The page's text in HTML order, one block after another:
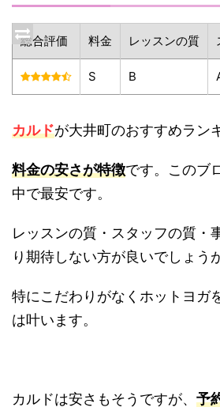
総合評価 料金 レッスンの質
S B
カルドが大井町のおすすめラン
料金の安さが特徴です。このブ
中で最安です。
レッスンの質・スタッフの質・
り期待しない方が良いでしょう
特にこだわりがなくホットヨガ
は叶います。
カルドは安さもそうですが、 予